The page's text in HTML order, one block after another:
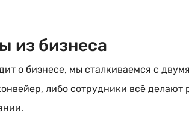
из бизнеса
о бизнесе, мы сталкиваемся с
либо сотрудники всё делают